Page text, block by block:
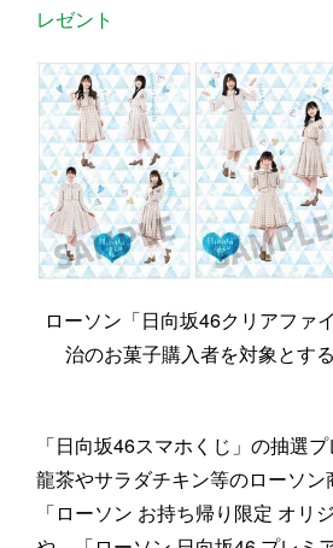
レゼント
ローソン「日向坂46クリアファ
治のお菓子購入者を対象とす
「日向坂46スマホくじ」の抽選
龍茶やサラダチキン等のローソン
「ローソン お持ち帰り限定 オリ